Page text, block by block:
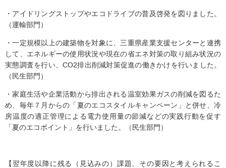
・アイドリングストップやエコドライブの普及啓発を図りました。
（運輸部門）
・一定規模以上の建築物を対象に、三重県産業支援センターと連携
して、エネルギーの使用状況や現在の省エネ対策の取り組み状況の
実態調査を行い、CO2排出削減対策促進の働きかけを行いました。
（民生部門）
・家庭生活や企業活動から排出される温室効果ガスの削減を図るた
め、毎年７月からの「夏のエコスタイルキャンペーン」と併せ、冷
房温度の適正管理による電力使用量の節減などの実践行動を促す
「夏のエコポイント」を行いました。（民生部門）
【翌年度以降に残る（見込みの）課題、その要因と考えられるこ